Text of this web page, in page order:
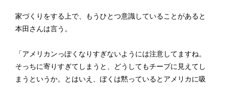
家づくりをする上で、もうひとつ意識していることがあると
本田さんは言う。
「アメリカンっぽくなりすぎないようには注意してますね。
そっちに寄りすぎてしまうと、どうしてもチープに見えてし
まうというか。とはいえ、ぼくは黙っているとアメリカに吸